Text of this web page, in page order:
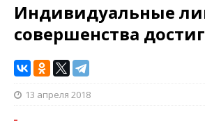
Индивидуальные
совершенства
13 апреля 2018